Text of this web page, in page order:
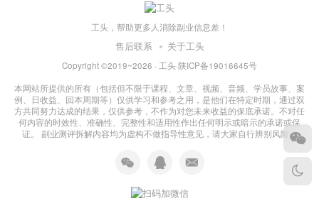
工头，帮助更多人消除副业信息差！
售后联系 关于工头
Copyright ©2019~2026 · 工头·陕ICP备19016645号
本网站所提供的所有（包括但不限于课程、文章、视频、音频、学员故事、案
例、日收益、回本周期等）仅供学习和参考之用，是他们在特定时期，通过双
方共同努力达成的结果，仅供参考，不作为对您未来收益的保底承诺。不对任
何内容的时效性、准确性、完整性和适用性作出任何明示或暗示的承诺或保
证。 副业测评拆解内容均为虚构不做指导性意见，请大家自行辨别风险！